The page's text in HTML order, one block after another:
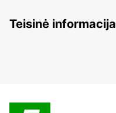
Teisinė informacija